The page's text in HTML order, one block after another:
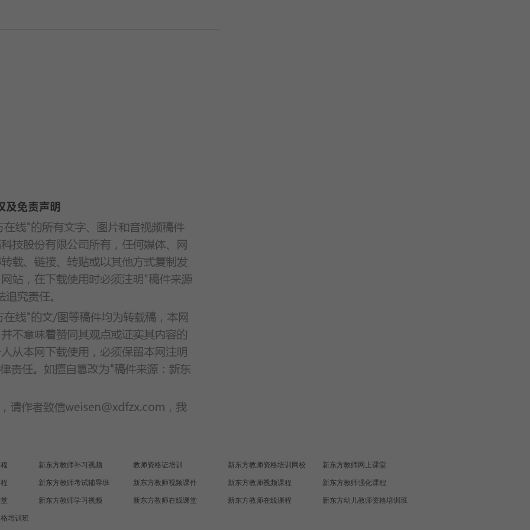
新东方教师补习视频 教师资格证培训 新东方教师资格培训网校 新东方教师网上课堂
新东方教师考试辅导班 新东方教师视频课件 新东方教师视频课程 新东方教师强化课程
新东方教师学习视频 新东方教师在线课堂 新东方教师在线课程 新东方幼儿教师资格培训班
培训班